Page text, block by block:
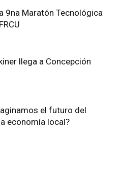
9na Maratón Tecnológica
llega a Concepción
el futuro del
economía local?